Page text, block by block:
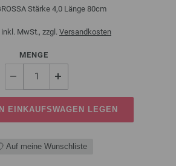
Stärke 4,0 Länge 80cm
inkl. MwSt., zzgl. Versandkosten
MENGE
EINKAUFSWAGEN LEGEN
Auf meine Wunschliste